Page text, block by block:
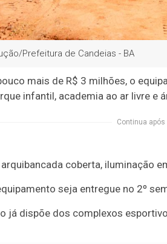
Prefeitura de Candeias - BA
mais de R$ 3 milhões, o
infantil, academia ao ar livre e
Continua
coberta, iluminação
seja entregue no 2º
já dispõe dos complexos